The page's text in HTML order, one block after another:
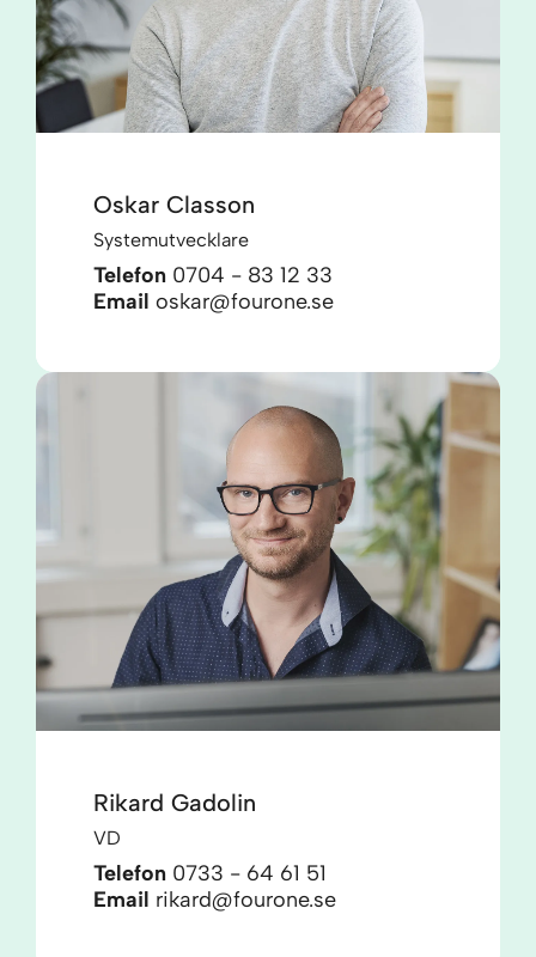
Oskar Classon
Systemutvecklare
Telefon 0704 - 83 12 33
Email oskar@fourone.se
Rikard Gadolin
VD
Telefon 0733 - 64 61 51
Email rikard@fourone.se